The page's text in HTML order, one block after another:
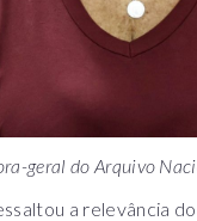
geral do Arquivo
a relevância